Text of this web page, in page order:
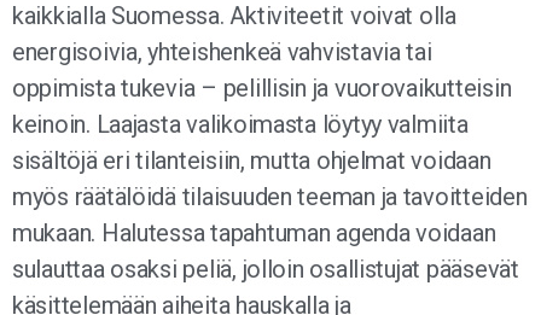
kaikkialla Suomessa. Aktiviteetit voivat olla
energisoivia, yhteishenkeä vahvistavia tai
oppimista tukevia – pelillisin ja vuorovaikutteisin
keinoin. Laajasta valikoimasta löytyy valmiita
sisältöjä eri tilanteisiin, mutta ohjelmat voidaan
myös räätälöidä tilaisuuden teeman ja tavoitteiden
mukaan. Halutessa tapahtuman agenda voidaan
sulauttaa osaksi peliä, jolloin osallistujat pääsevät
käsittelemään aiheita hauskalla ja